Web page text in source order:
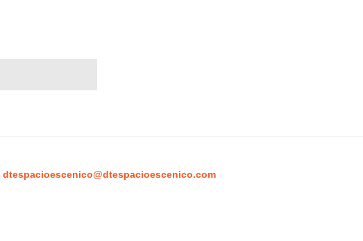
dtespacioescenico@dtespacioescenico.com